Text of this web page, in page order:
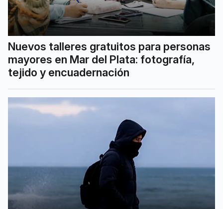
Nuevos talleres gratuitos para personas
mayores en Mar del Plata: fotografía,
tejido y encuadernación